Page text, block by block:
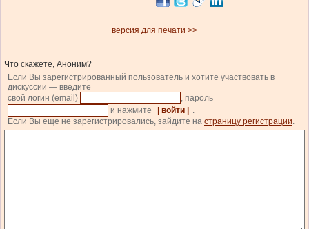
версия для печати >>
Что скажете, Аноним?
Если Вы зарегистрированный пользователь и хотите участвовать в
дискуссии — введите
свой логин (email)
, пароль
и нажмите
| войти |
.
Если Вы еще не зарегистрировались, зайдите на страницу регистрации.